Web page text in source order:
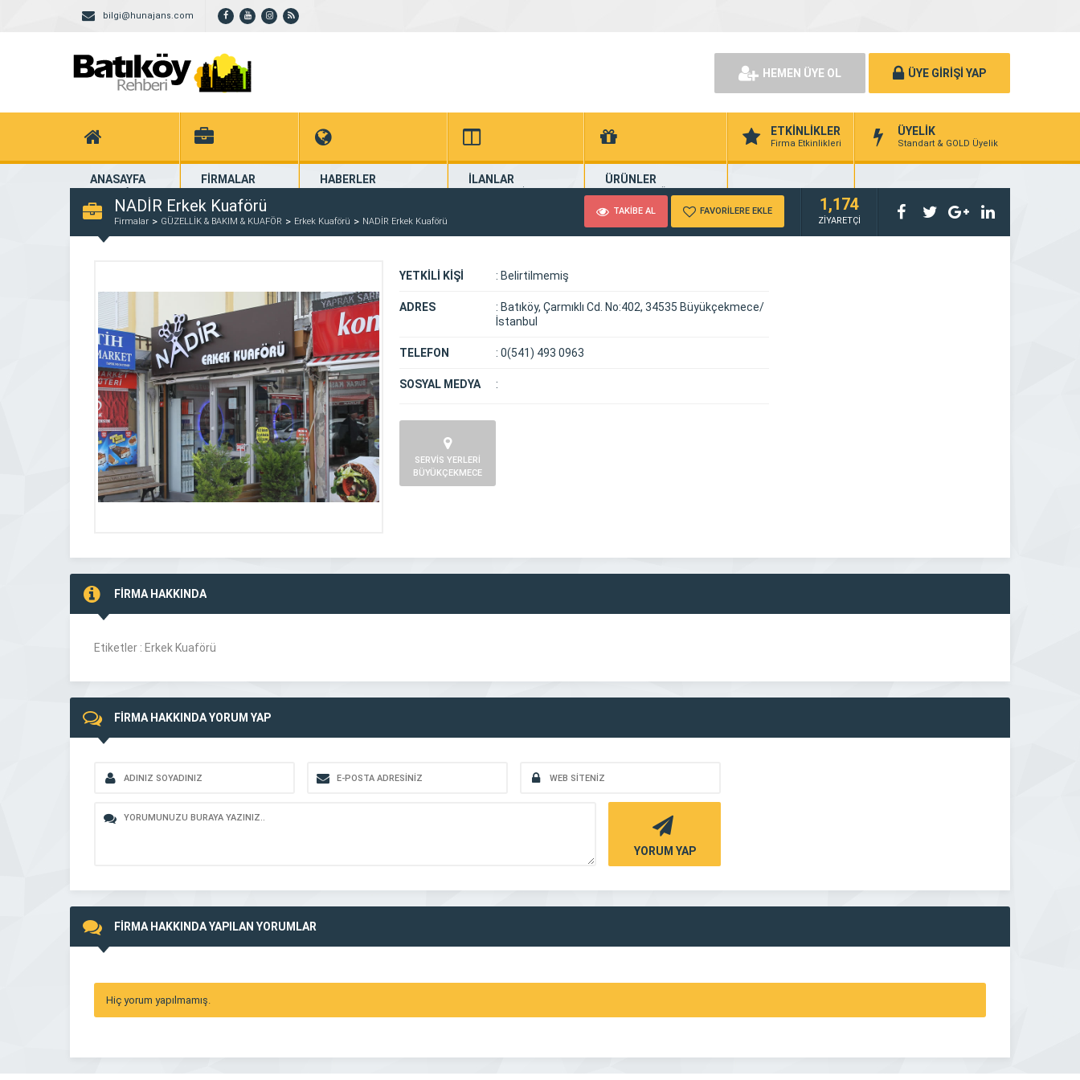
bilgi@hunajans.com
HEMEN ÜYE OL ÜYE GİRİŞİ YAP
ANASAYFA
Ana Sayfa
FİRMALAR
Kayıtlı Firmalar
HABERLER
Firmalardan Haberler
İLANLAR
Güncel Seri İlanlar
ÜRÜNLER
Firmalardan Ürünler
ETKİNLİKLER
Firma Etkinlikleri
ÜYELİK
Standart & GOLD Üyelik
NADİR Erkek Kuaförü
Firmalar GÜZELLİK & BAKIM & KUAFÖR Erkek Kuaförü NADİR Erkek Kuaförü
TAKİBE AL FAVORİLERE EKLE 1,174
ZİYARETÇİ
YETKİLİ KİŞİ : Belirtilmemiş
ADRES : Batıköy, Çarmıklı Cd. No:402, 34535 Büyükçekmece/
İstanbul
TELEFON : 0(541) 493 0963
SOSYAL MEDYA :
SERVİS YERLERİ
BÜYÜKÇEKMECE
FİRMA HAKKINDA
Etiketler : Erkek Kuaförü
FİRMA HAKKINDA YORUM YAP
YORUM YAP
FİRMA HAKKINDA YAPILAN YORUMLAR
Hiç yorum yapılmamış.